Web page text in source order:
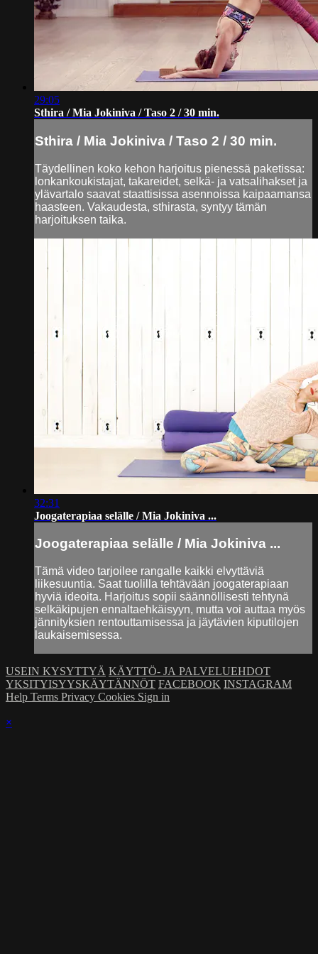
29:05
Sthira / Mia Jokiniva / Taso 2 / 30 min.
Sthira / Mia Jokiniva / Taso 2 / 30 min.
Täydellinen koko kehon harjoitus pienessä paketissa:
lonkankoukistajat, takareidet, selkä- ja vatsalihakset ja
ylävartalo saavat staattisissa asennoissa kaipaamansa
haasteen. Vakaudesta, sthirasta, syntyy tämän
harjoituksen taika.
32:31
Joogaterapiaa selälle / Mia Jokiniva ...
Joogaterapiaa selälle / Mia Jokiniva ...
Tämä video tarjoilee rangalle kaikki elvyttäviä
liikesuuntia. Saat tuolilla tehtävään joogaterapiaan
hyviä ideoita. Harjoitus sopii säännöllisesti tehtynä
selkäkipujen ennaltaehkäisyyn, mutta voi auttaa myös
jännityksien rentouttamisessa ja jäytävien kiputilojen
laukaisemisessa.
USEIN KYSYTTYÄ KÄYTTÖ- JA PALVELUEHDOT
YKSITYISYYSKÄYTÄNNÖT FACEBOOK INSTAGRAM
Help Terms Privacy Cookies Sign in
×